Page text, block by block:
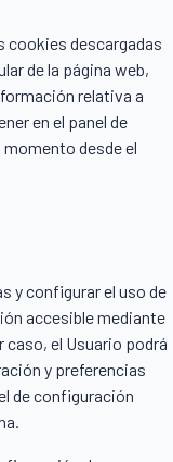
cookies descargadas
de la página web,
relativa a
en el panel de
desde el
y configurar el uso de
accesible mediante
caso, el Usuario podrá
y preferencias
de configuración